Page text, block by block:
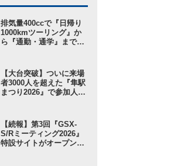
排気量400ccで『日帰り
1000kmツーリング』か
ら『通勤・通学』まで1
変更を受けても価格はす
え置き!? 今となっては逆
にリーズナブルかも……
【スズキのバイク！ の新
【大台突破】ついに来場
者3000人を超えた『隼駅
まつり2026』で参加人数
ク！ のイベントニュース
／隼駅まつり2026】
【続報】第3回『GSX-
S/Rミーティング2026』
特設サイトがオープン！